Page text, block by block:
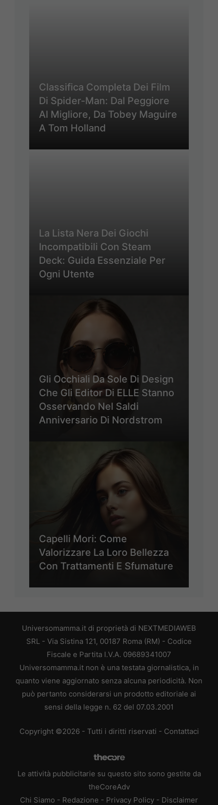
Classifica Completa Dei Film
Di Spider-Man: Dal Peggiore
Al Migliore, Da Tobey Maguire
A Tom Holland
La Lista Nera Dei Giochi
Incompatibili Con Steam
Deck: Guida Essenziale Per
Ogni Utente
Gli Occhiali Da Sole Di Design
Che Gli Editor Di ELLE Stanno
Osservando Nel Saldi
Anniversario Di Nordstrom
Capelli Mori: Come
Valorizzare La Loro Bellezza
Con Trattamenti E Sfumature
Universomamma.it di proprietà di NEXTMEDIAWEB
SRL - Via Sistina 121, 00187 Roma (RM) - Codice
Fiscale e Partita I.V.A. 09689341007
Universomamma.it non è una testata giornalistica, in
quanto viene aggiornato senza alcuna periodicità. Non
può pertanto considerarsi un prodotto editoriale ai
sensi della legge n. 62 del 07.03.2001
Copyright ©2026 - Tutti i diritti riservati - Contattaci
Le attività pubblicitarie su questo sito sono gestite da
theCoreAdv
Chi Siamo - Redazione - Privacy Policy - Disclaimer